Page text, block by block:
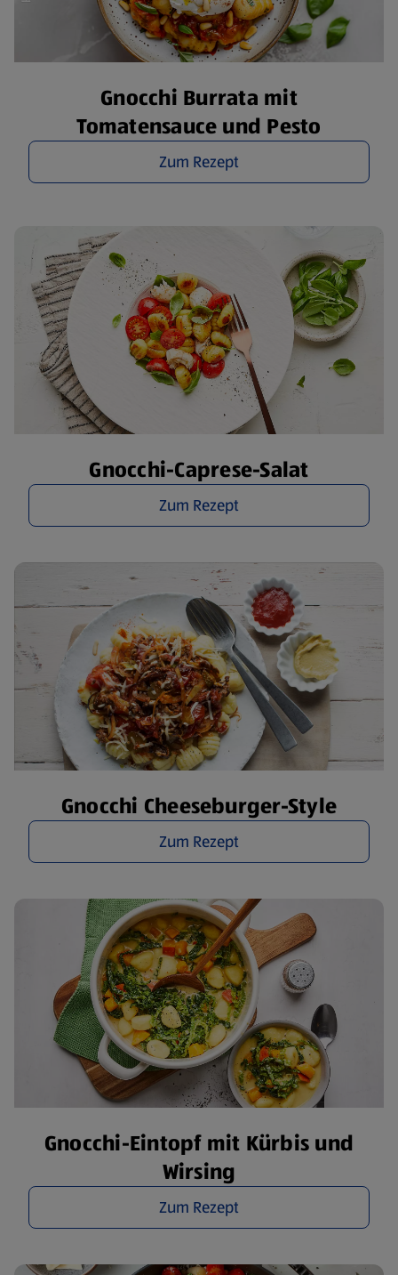
Gnocchi Burrata mit
Tomatensauce und Pesto
Zum Rezept
Gnocchi-Caprese-Salat
Zum Rezept
Gnocchi Cheeseburger-Style
Zum Rezept
Gnocchi-Eintopf mit Kürbis und
Wirsing
Zum Rezept